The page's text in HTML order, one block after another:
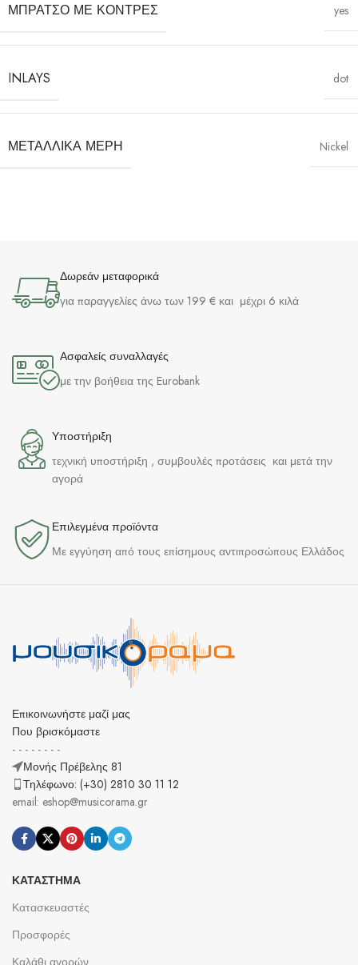
ΜΠΡΆΤΣΟ ΜΕ ΚΌΝΤΡΕΣ yes
INLAYS dot
ΜΕΤΑΛΛΙΚΆ ΜΈΡΗ Nickel
Δωρεάν μεταφορικά
για παραγγελίες άνω των 199 € και μέχρι 6 κιλά
Ασφαλείς συναλλαγές
με την βοήθεια της Eurobank
Υποστήριξη
τεχνική υποστήριξη , συμβουλές προτάσεις και μετά την
αγορά
Επιλεγμένα προϊόντα​
Με εγγύηση από τους επίσημους αντιπροσώπους Ελλάδος
Επικοινωνήστε μαζί μας
Που βρισκόμαστε
- - - - - - - -
Μονής Πρέβελης 81
Τηλέφωνο: (+30) 2810 30 11 12
email: eshop@musicorama.gr
ΚΑΤΆΣΤΗΜΑ
Κατασκευαστές
Προσφορές
Καλάθι αγορών